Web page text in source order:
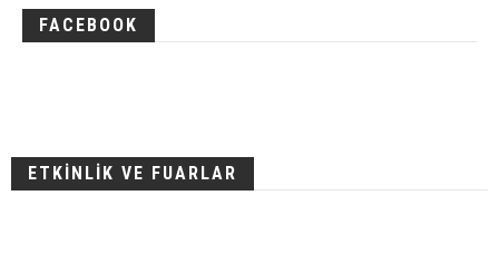
FACEBOOK
ETKİNLİK VE FUARLAR